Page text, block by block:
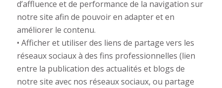
d’affluence et de performance de la navigation sur
notre site afin de pouvoir en adapter et en
améliorer le contenu.
• Afficher et utiliser des liens de partage vers les
réseaux sociaux à des fins professionnelles (lien
entre la publication des actualités et blogs de
notre site avec nos réseaux sociaux, ou partage